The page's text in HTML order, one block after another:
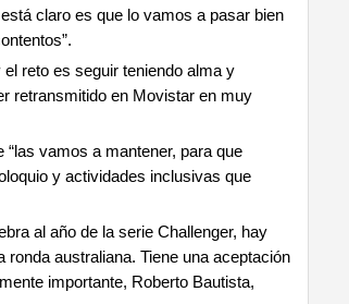
claro es que lo vamos a pasar bien
reto es seguir teniendo alma y
retransmitido en Movistar en muy
vamos a mantener, para que
y actividades inclusivas que
al año de la serie Challenger, hay
australiana. Tiene una aceptación
importante, Roberto Bautista,